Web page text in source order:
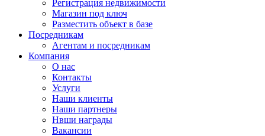
Регистрация недвижимости
Магазин под ключ
Разместить объект в базе
Посредникам
Агентам и посредникам
Компания
О нас
Контакты
Услуги
Наши клиенты
Наши партнеры
Нвши награды
Вакансии